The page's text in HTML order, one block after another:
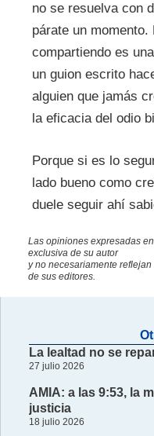
no se resuelva con
párate un
compartiendo es
un guion escrito
alguien que jamás
la eficacia del odio
Porque si es lo
lado bueno como
duele seguir ahí
Las opiniones expresadas
exclusiva de su autor
y no necesariamente
de sus editores.
La lealtad no se
27 julio 2026
AMIA: a las 9:53, la
justicia
18 julio 2026